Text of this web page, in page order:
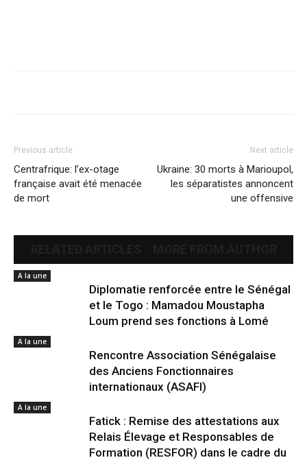
Previous article
Centrafrique: l’ex-otage
française avait été menacée
de mort
Next article
Ukraine: 30 morts à Marioupol,
les séparatistes annoncent
une offensive
A la une
Diplomatie renforcée entre le Sénégal
et le Togo : Mamadou Moustapha
Loum prend ses fonctions à Lomé
A la une
Rencontre Association Sénégalaise
des Anciens Fonctionnaires
internationaux (ASAFI)
A la une
Fatick : Remise des attestations aux
Relais Élevage et Responsables de
Formation (RESFOR) dans le cadre du